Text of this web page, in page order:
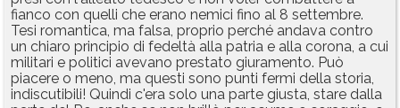
fianco con quelli che erano nemici fino al 8 settembre.
Tesi romantica, ma falsa, proprio perché andava contro
un chiaro principio di fedeltà alla patria e alla corona, a cui
militari e politici avevano prestato giuramento. Può
piacere o meno, ma questi sono punti fermi della storia,
indiscutibili! Quindi c'era solo una parte giusta, stare dalla